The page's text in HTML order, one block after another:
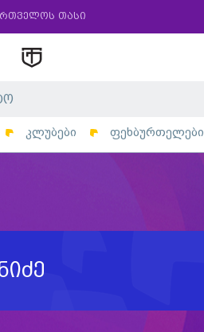
თასი
კლუბები ფეხბურთელები